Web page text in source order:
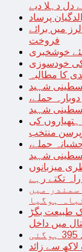
دل دہلا دیے
پرساد
جزیرہ صرف 25 لاکھ ڈالرز میں برائے
فروخت
خوشخبری
کی خودسوزی
کا مطالبہ
حملے،
کی
منتخب
حملے،
میزبانوں
تکتے رہے
میں
ہوگیا
طبیعت بگڑ
میں داخل
سے زائد